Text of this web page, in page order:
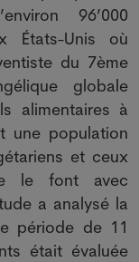
96’000
États-Unis où
du 7ème
globale
alimentaires à
une population
et ceux
le font avec
a analysé la
période de 11
était évaluée